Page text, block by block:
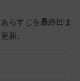
らすじを最終回ま
新。